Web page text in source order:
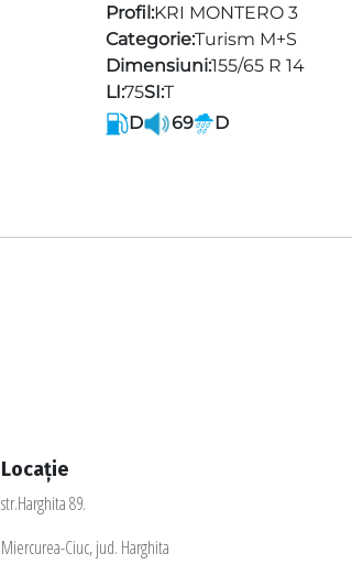
Profil:KRI MONTERO 3
Categorie:Turism M+S
Dimensiuni:155/65 R 14
LI:75SI:T
D
69 D
Locație
str.Harghita 89.
Miercurea-Ciuc, jud. Harghita